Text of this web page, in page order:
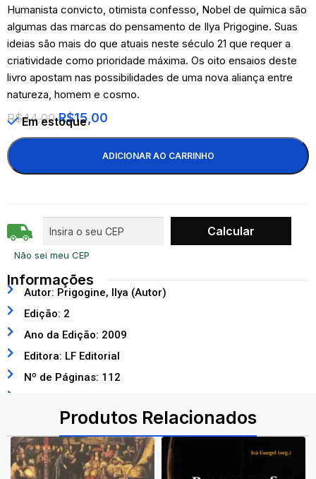
Humanista convicto, otimista confesso, Nobel de química são
algumas das marcas do pensamento de Ilya Prigogine. Suas
ideias são mais do que atuais neste século 21 que requer a
criatividade como prioridade máxima. Os oito ensaios deste
livro apostam nas possibilidades de uma nova aliança entre
natureza, homem e cosmo.
R$44,00 R$15,00
Em estoque
ADICIONAR AO CARRINHO
Não sei meu CEP
Informações
Autor: Prigogine, Ilya (Autor)
Edição: 2
Ano da Edição: 2009
Editora: LF Editorial
Nº de Páginas: 112
Produtos Relacionados